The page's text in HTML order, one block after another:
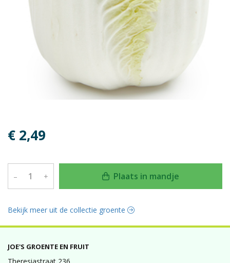
€ 2,49
– + Plaats in mandje
Bekijk meer uit de collectie groente
JOE'S GROENTE EN FRUIT